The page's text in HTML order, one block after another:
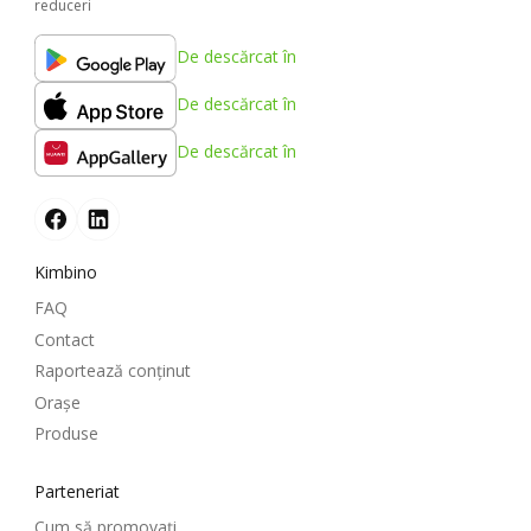
reduceri
De descărcat în
De descărcat în
De descărcat în
Kimbino
FAQ
Contact
Raportează conținut
Oraşe
Produse
Parteneriat